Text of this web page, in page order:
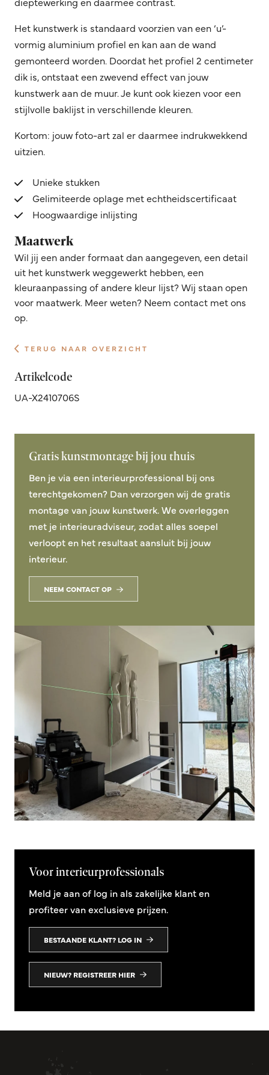
Het kunstwerk is standaard voorzien van een ‘u’-
vormig aluminium profiel en kan aan de wand
gemonteerd worden. Doordat het profiel 2 centimeter
dik is, ontstaat een zwevend effect van jouw
kunstwerk aan de muur. Je kunt ook kiezen voor een
stijlvolle baklijst in verschillende kleuren.
Kortom: jouw foto-art zal er daarmee indrukwekkend
uitzien.
Unieke stukken
Gelimiteerde oplage met echtheidscertificaat
Hoogwaardige inlijsting
Maatwerk
Wil jij een ander formaat dan aangegeven, een detail
uit het kunstwerk weggewerkt hebben, een
kleuraanpassing of andere kleur lijst? Wij staan open
voor maatwerk. Meer weten? Neem contact met ons
op.
TERUG NAAR OVERZICHT
Artikelcode
UA-X2410706S
Gratis kunstmontage bij jou thuis
Ben je via een interieurprofessional bij ons
terechtgekomen? Dan verzorgen wij de gratis
montage van jouw kunstwerk. We overleggen
met je interieuradviseur, zodat alles soepel
verloopt en het resultaat aansluit bij jouw
interieur.
NEEM CONTACT OP
Voor interieurprofessionals
Meld je aan of log in als zakelijke klant en
profiteer van exclusieve prijzen.
BESTAANDE KLANT? LOG IN
NIEUW? REGISTREER HIER